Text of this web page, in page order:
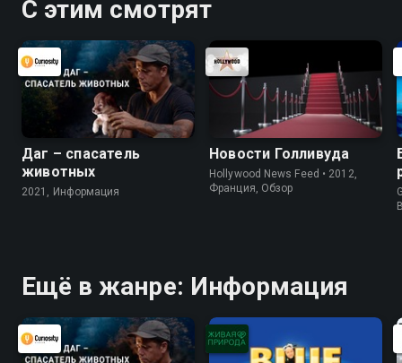
следим за повседневной жизнью
людей во всех его отдалённых
уголках
С этим смотрят
Даг – спасатель
животных
2021, Информация
Новости Голливуда
Hollywood News Feed • 2012,
Франция, Обзор
Ещё в жанре: Информация